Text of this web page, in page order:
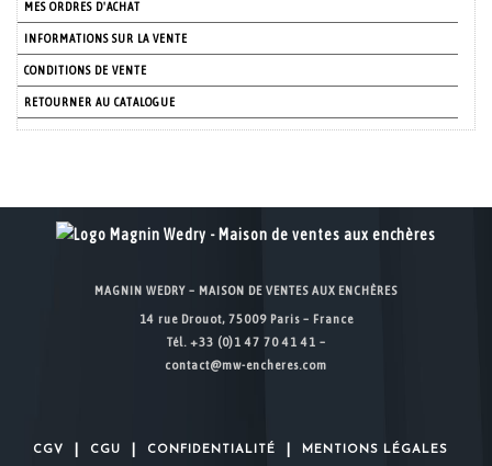
MES ORDRES D'ACHAT
INFORMATIONS SUR LA VENTE
CONDITIONS DE VENTE
RETOURNER AU CATALOGUE
MAGNIN WEDRY – MAISON DE VENTES AUX ENCHÈRES
14 rue Drouot, 75009 Paris – France
Tél. +33 (0)1 47 70 41 41 –
contact@mw-encheres.com
CGV CGU CONFIDENTIALITÉ MENTIONS LÉGALES